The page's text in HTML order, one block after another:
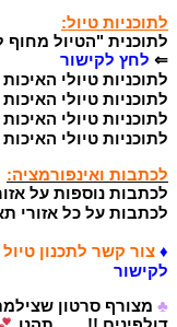
לתוכניות טיול:
לתוכנית "הטיול מחוף
⇐ לחץ לקישור
לתוכניות טיולי
לתוכניות טיולי
לתוכניות טיולי
לתוכניות טיולי
לכתבות ואינפורמציה:
לכתבות נוספות על
לכתבות על כל אזורי
♦ צור קשר לתכנון
לקישור
♣ מצורף סרטון